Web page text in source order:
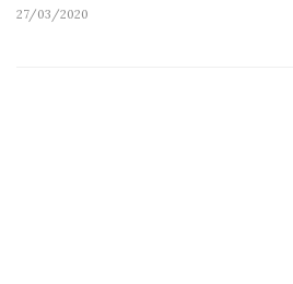
27/03/2020